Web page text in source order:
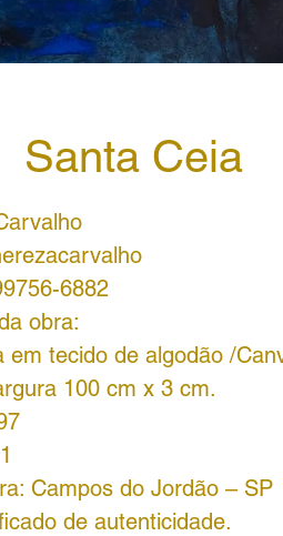
Santa Ceia
6882
obra:
em tecido de algodão /
100 cm x 3 cm.
Campos do Jordão – SP
de autenticidade.